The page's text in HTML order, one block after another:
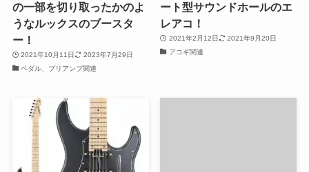
の一部を切り取ったかのよ
うなルックスのブースタ
ー！
2021年10月11日
2023年7月29日
ペダル、プリアンプ関連
ート型サウンドホールのエ
レアコ！
2021年2月12日
2021年9月20日
アコギ関連